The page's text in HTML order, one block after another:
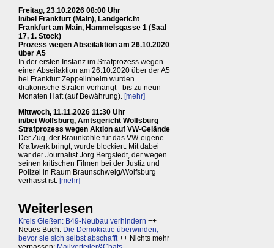
Freitag, 23.10.2026 08:00 Uhr
in/bei Frankfurt (Main), Landgericht
Frankfurt am Main, Hammelsgasse 1 (Saal
17, 1. Stock)
Prozess wegen Abseilaktion am 26.10.2020
über A5
In der ersten Instanz im Strafprozess wegen
einer Abseilaktion am 26.10.2020 über der A5
bei Frankfurt Zeppelinheim wurden
drakonische Strafen verhängt - bis zu neun
Monaten Haft (auf Bewährung). [mehr]
Mittwoch, 11.11.2026 11:30 Uhr
in/bei Wolfsburg, Amtsgericht Wolfsburg
Strafprozess wegen Aktion auf VW-Gelände
Der Zug, der Braunkohle für das VW-eigene
Kraftwerk bringt, wurde blockiert. Mit dabei
war der Journalist Jörg Bergstedt, der wegen
seinen kritischen Filmen bei der Justiz und
Polizei in Raum Braunschweig/Wolfsburg
verhasst ist. [mehr]
Weiterlesen
Kreis Gießen: B49-Neubau verhindern ++
Neues Buch: Die Demokratie überwinden,
bevor sie sich selbst abschafft++ Nichts mehr